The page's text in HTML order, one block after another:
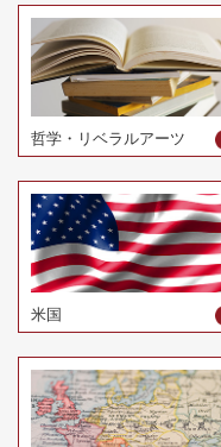
哲学・リベラルアーツ
米国